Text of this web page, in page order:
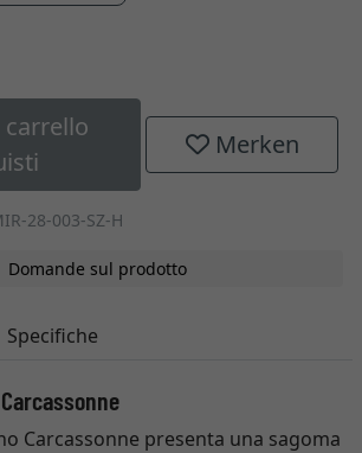
Merken
28-003-SZ-H
Domande sul prodotto
Specifiche
Carcassonne presenta una sagoma